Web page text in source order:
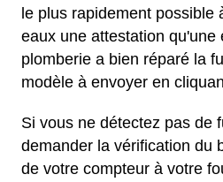
le plus rapidement possible
eaux une attestation qu'une
plomberie a bien réparé la
modèle à envoyer en
Si vous ne détectez pas de
demander la vérification du
de votre compteur à votre